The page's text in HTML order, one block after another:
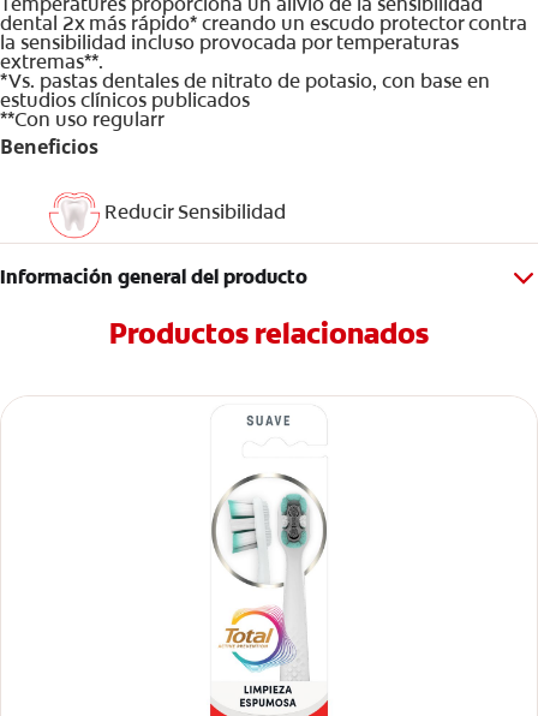
dental 2x más rápido* creando un escudo protector contra
la sensibilidad incluso provocada por temperaturas
extremas**.
*Vs. pastas dentales de nitrato de potasio, con base en
estudios clínicos publicados
**Con uso regularr
Beneficios
Reducir Sensibilidad
Información general del producto
Productos relacionados